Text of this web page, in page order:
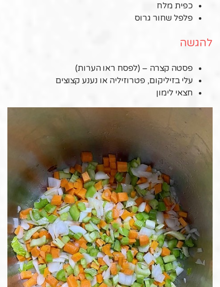
כפית מלח
פלפל שחור גרוס
להגשה
פסטה קצרה – (לפסח ראו הערות)
עלי בזיליקום, פטרוזיליה או נענע קצוצים
חצאי לימון